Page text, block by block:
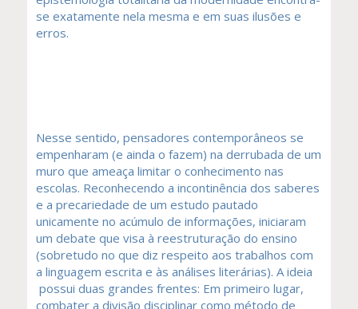
se exatamente nela mesma e em suas ilusões e
erros.
Nesse sentido, pensadores contemporâneos se
empenharam (e ainda o fazem) na derrubada de um
muro que ameaça limitar o conhecimento nas
escolas. Reconhecendo a incontinência dos saberes
e a precariedade de um estudo pautado
unicamente no acúmulo de informações, iniciaram
um debate que visa à reestruturação do ensino
(sobretudo no que diz respeito aos trabalhos com
a linguagem escrita e às análises literárias). A ideia
possui duas grandes frentes: Em primeiro lugar,
combater a divisão disciplinar como método de